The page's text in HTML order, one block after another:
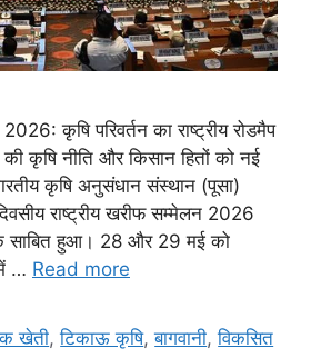
कृषि परिवर्तन का राष्ट्रीय रोडमैप
कृषि नीति और किसान हितों को नई
कृषि अनुसंधान संस्थान (पूसा)
राष्ट्रीय खरीफ सम्मेलन 2026
साबित हुआ। 28 और 29 मई को
… Read more
खेती,टिकाऊ कृषि,बागवानी,विकसित